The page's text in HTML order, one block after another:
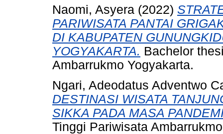
Naomi, Asyera (2022)
PARIWISATA PANTAI
DI KABUPATEN
YOGYAKARTA. Bachelor
Ambarrukmo Yogyakarta.
Ngari, Adeodatus Adventwo
DESTINASI WISATA
SIKKA PADA MASA
Tinggi Pariwisata